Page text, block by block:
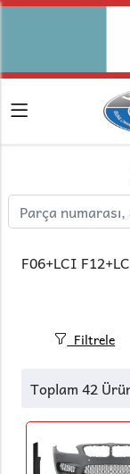
F06+LCI
Filtrele
Toplam 42